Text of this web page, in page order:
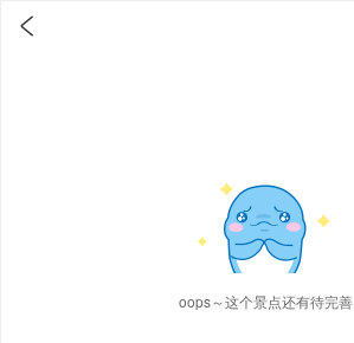

oops～这个景点还有待完善